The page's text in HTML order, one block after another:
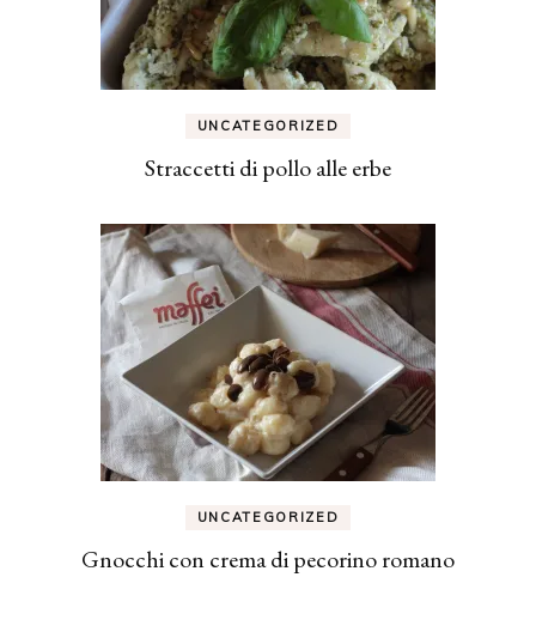
UNCATEGORIZED
Straccetti di pollo alle erbe
UNCATEGORIZED
Gnocchi con crema di pecorino romano